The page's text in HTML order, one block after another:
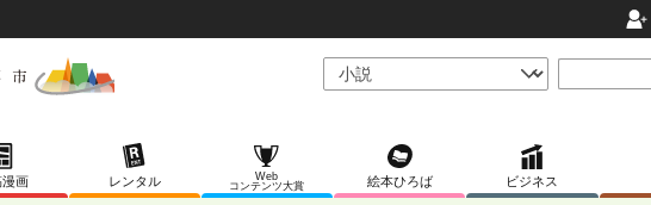
画 レンタル
Web
コンテンツ大賞
絵本ひろば ビジネス